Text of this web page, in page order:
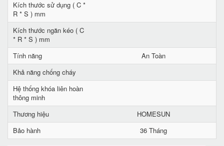
Kích thước sử dụng ( C *
R * S ) mm
Kích thước ngăn kéo ( C
* R * S ) mm
Tính năng
An Toàn
Khả năng chống cháy
Hệ thống khóa liên hoàn
thông minh
Thương hiệu
HOMESUN
Bảo hành
36 Tháng